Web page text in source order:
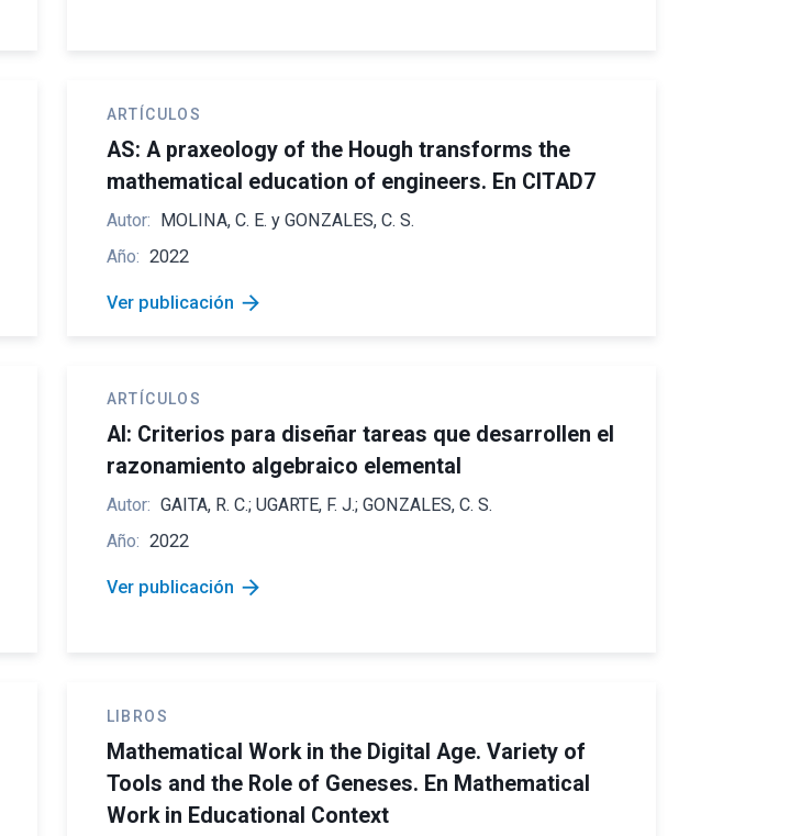
ARTÍCULOS
AS: A praxeology of the Hough transforms the
mathematical education of engineers. En CITAD7
Autor: MOLINA, C. E. y GONZALES, C. S.
Año: 2022
Ver publicación arrow_forward
ARTÍCULOS
AI: Criterios para diseñar tareas que desarrollen el
razonamiento algebraico elemental
Autor: GAITA, R. C.; UGARTE, F. J.; GONZALES, C. S.
Año: 2022
Ver publicación arrow_forward
LIBROS
Mathematical Work in the Digital Age. Variety of
Tools and the Role of Geneses. En Mathematical
Work in Educational Context